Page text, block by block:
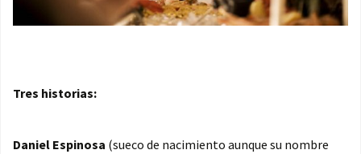
Tres historias:
Daniel Espinosa (sueco de nacimiento aunque su nombre